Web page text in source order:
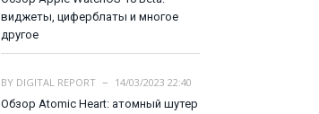
виджеты, циферблаты и многое
другое
BY DIGITAL REPORT
14/03/2023 22:40
Обзор Atomic Heart: атомный шутер